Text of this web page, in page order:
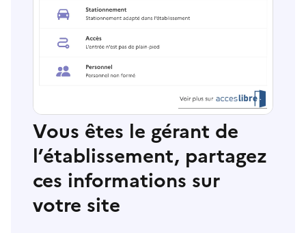
Vous êtes le gérant de
l’établissement, partagez
ces informations sur
votre site